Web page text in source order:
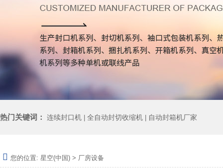
热门关键词： 连续封口机 全自动封切收缩机 自动封箱机厂家
您的位置: 星空(中国) > 厂房设备